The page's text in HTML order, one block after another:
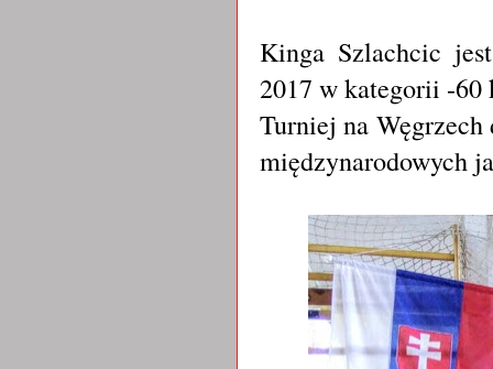
Kinga Szlachcic
2017 w kategorii -
Turniej na
międzynarodowych